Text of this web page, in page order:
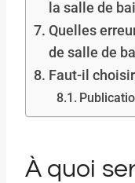
la salle de
Quelles
de salle de
Faut-il
À quoi